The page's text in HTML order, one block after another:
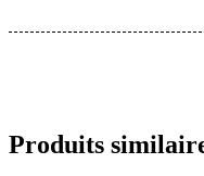
Produits